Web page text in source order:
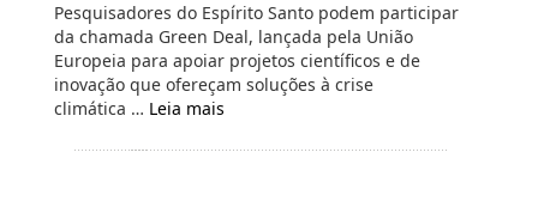
Pesquisadores do Espírito Santo podem participar
da chamada Green Deal, lançada pela União
Europeia para apoiar projetos científicos e de
inovação que ofereçam soluções à crise
climática … Leia mais